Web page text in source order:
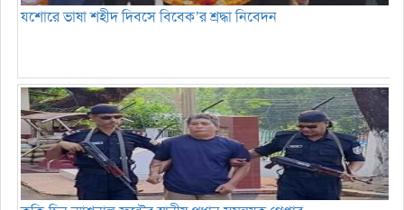
যশোরে ভাষা শহীদ দিবসে বিবেক’র শ্রদ্ধা নিবেদন